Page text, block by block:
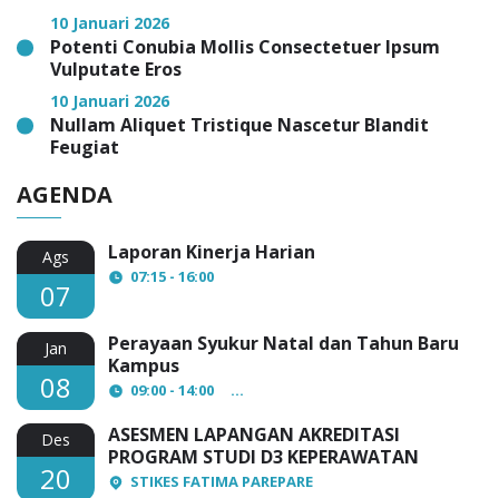
10 Januari 2026
Potenti Conubia Mollis Consectetuer Ipsum
Vulputate Eros
10 Januari 2026
Nullam Aliquet Tristique Nascetur Blandit
Feugiat
AGENDA
Ags
07
Laporan Kinerja Harian
07:15 - 16:00
Jan
08
Perayaan Syukur Natal dan Tahun Baru
Kampus
09:00 - 14:00
Des
20
ASESMEN LAPANGAN AKREDITASI
PROGRAM STUDI D3 KEPERAWATAN
STIKES FATIMA PAREPARE